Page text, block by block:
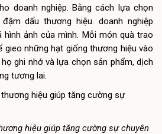
doanh nghiệp. Bằng cách lựa chọn
dấu thương hiệu. doanh nghiệp
hình ảnh của mình. Mỗi món quà trao
những hạt giống thương hiệu vào
ghi nhớ và lựa chọn sản phẩm, dịch
tương lai.
hiệu giúp tăng cường sự chuyên